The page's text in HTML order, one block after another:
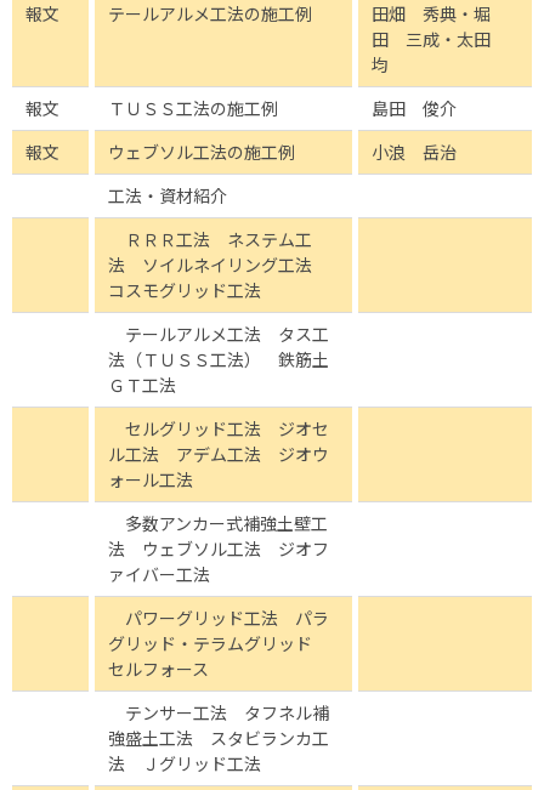
報文
テールアルメ工法の施工例
田畑 秀典・堀
田 三成・太田
均
報文
ＴＵＳＳ工法の施工例
島田 俊介
報文
ウェブソル工法の施工例
小浪 岳治
工法・資材紹介
ＲＲＲ工法 ネステム工
法 ソイルネイリング工法
コスモグリッド工法
テールアルメ工法 タス工
法（ＴＵＳＳ工法） 鉄筋土
ＧＴ工法
セルグリッド工法 ジオセ
ル工法 アデム工法 ジオウ
ォール工法
多数アンカー式補強土壁工
法 ウェブソル工法 ジオフ
ァイバー工法
パワーグリッド工法 パラ
グリッド・テラムグリッド
セルフォース
テンサー工法 タフネル補
強盛土工法 スタビランカ工
法 Ｊグリッド工法